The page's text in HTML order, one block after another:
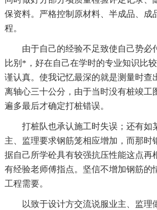
保资料。严格控制原材料、半成品、成
程。
由于自己的经验不足致使自己势必
比别*，好在自己在学时的专业知识比
谨认真。使我记忆最深的就是测量时查
离轴心三十公分，由于当时没有桩竣工
遍多最后才确定打桩错误。
打桩队也承认施工时失误；还有如
主、监理要求钢筋笼相应增加，而那时
据自己所学砼具有较强抗压性能这点再
有经验老师傅指点。坚信不增加钢筋的
工程需要。
以致于设计方交流说服业主、监理